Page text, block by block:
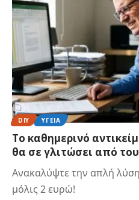
DIY ΥΓΕΊΑ
Το καθημερινό
θα σε γλιτώσει από
Ανακαλύψτε την απλή
μόλις 2 ευρώ!